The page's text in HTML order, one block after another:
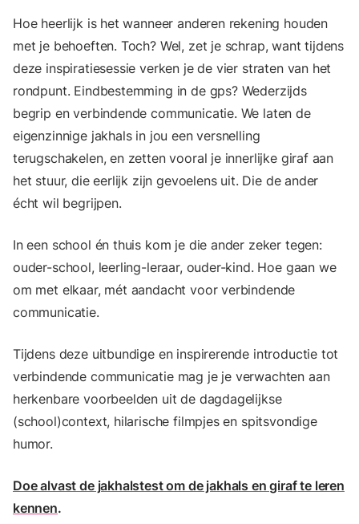
Hoe heerlijk is het wanneer anderen rekening houden
met je behoeften. Toch? Wel, zet je schrap, want tijdens
deze inspiratiesessie verken je de vier straten van het
rondpunt. Eindbestemming in de gps? Wederzijds
begrip en verbindende communicatie. We laten de
eigenzinnige jakhals in jou een versnelling
terugschakelen, en zetten vooral je innerlijke giraf aan
het stuur, die eerlijk zijn gevoelens uit. Die de ander
écht wil begrijpen.
In een school én thuis kom je die ander zeker tegen:
ouder-school, leerling-leraar, ouder-kind. Hoe gaan we
om met elkaar, mét aandacht voor verbindende
communicatie.
Tijdens deze uitbundige en inspirerende introductie tot
verbindende communicatie mag je je verwachten aan
herkenbare voorbeelden uit de dagdagelijkse
(school)context, hilarische filmpjes en spitsvondige
humor.
Doe alvast de jakhalstest om de jakhals en giraf te leren
kennen.